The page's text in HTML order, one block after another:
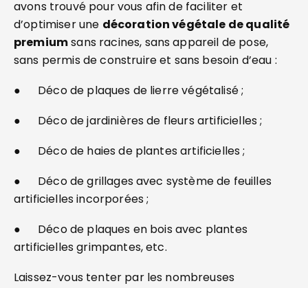
avons trouvé pour vous afin de faciliter et
d’optimiser une décoration végétale de qualité
premiumsans racines, sans appareil de pose,
sans permis de construire et sans besoin d’eau :
● Déco de plaques de lierre végétalisé ;
● Déco de jardinières de fleurs artificielles ;
● Déco de haies de plantes artificielles ;
● Déco de grillages avec système de feuilles
artificielles incorporées ;
● Déco de plaques en bois avec plantes
artificielles grimpantes, etc.
Laissez-vous tenter par les nombreuses